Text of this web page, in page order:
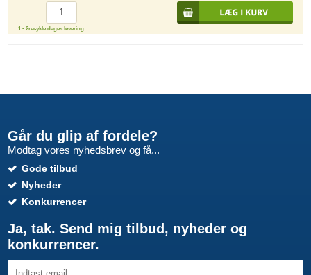
1 - 2recykle dages levering
Går du glip af fordele?
Modtag vores nyhedsbrev og få...
Gode tilbud
Nyheder
Konkurrencer
Ja, tak. Send mig tilbud, nyheder og
konkurrencer.